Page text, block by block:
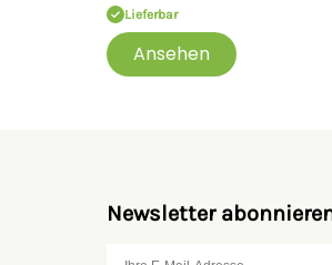
Lieferbar
Ansehen
Newsletter